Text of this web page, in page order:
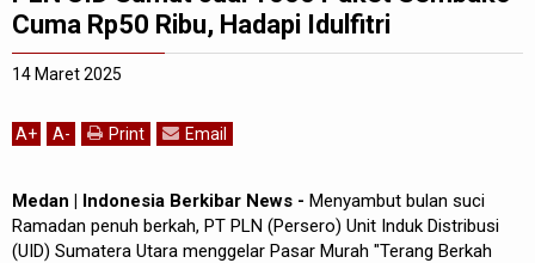
Cuma Rp50 Ribu, Hadapi Idulfitri
14 Maret 2025
A+ A- Print Email
Medan | Indonesia Berkibar News - Menyambut bulan suci
Ramadan penuh berkah, PT PLN (Persero) Unit Induk Distribusi
(UID) Sumatera Utara menggelar Pasar Murah "Terang Berkah